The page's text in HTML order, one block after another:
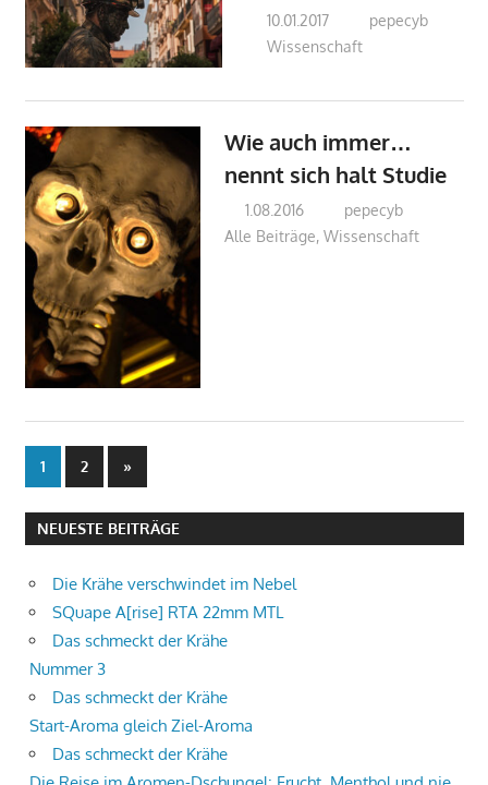
10.01.2017
pepecyb
Wissenschaft
Wie auch immer…
nennt sich halt Studie
1.08.2016
pepecyb
Alle Beiträge, Wissenschaft
Beitragsnavigation
1 2
Nächste
Beiträge
»
NEUESTE BEITRÄGE
Die Krähe verschwindet im Nebel
SQuape A[rise] RTA 22mm MTL
Das schmeckt der Krähe
Nummer 3
Das schmeckt der Krähe
Start-Aroma gleich Ziel-Aroma
Das schmeckt der Krähe